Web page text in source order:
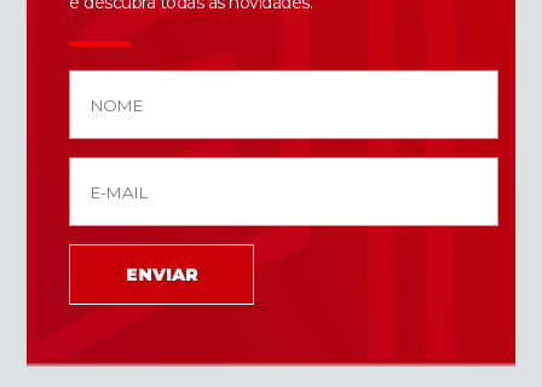
ENVIAR